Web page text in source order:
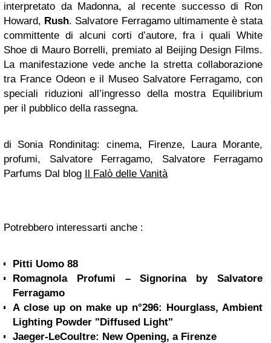
interpretato da Madonna, al recente successo di Ron
Howard, Rush. Salvatore Ferragamo ultimamente è stata
committente di alcuni corti d’autore, fra i quali White
Shoe di Mauro Borrelli, premiato al Beijing Design Films.
La manifestazione vede anche la stretta collaborazione
tra France Odeon e il Museo Salvatore Ferragamo, con
speciali riduzioni all’ingresso della mostra Equilibrium
per il pubblico della rassegna.
di Sonia Rondinitag: cinema, Firenze, Laura Morante,
profumi, Salvatore Ferragamo, Salvatore Ferragamo
Parfums Dal blog Il Falò delle Vanità
Potrebbero interessarti anche :
Pitti Uomo 88
Romagnola Profumi – Signorina by Salvatore
Ferragamo
A close up on make up n°296: Hourglass, Ambient
Lighting Powder "Diffused Light"
Jaeger-LeCoultre: New Opening, a Firenze